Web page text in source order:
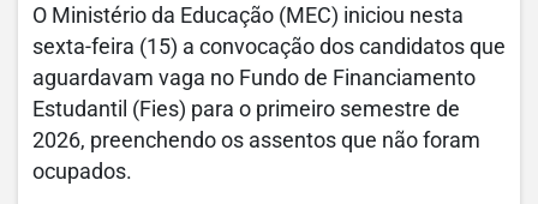
O Ministério da Educação (MEC) iniciou nesta
sexta-feira (15) a convocação dos candidatos que
aguardavam vaga no Fundo de Financiamento
Estudantil (Fies) para o primeiro semestre de
2026, preenchendo os assentos que não foram
ocupados.